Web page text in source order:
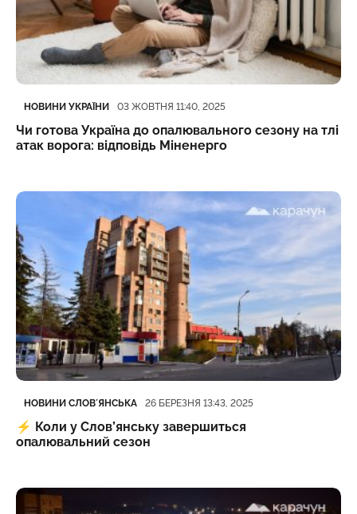
Категорія
НОВИНИ УКРАЇНИ
Дата публікації 03 ЖОВТНЯ 11:40, 2025
Чи готова Україна до опалювального сезону на тлі
атак ворога: відповідь Міненерго
Категорія
НОВИНИ СЛОВʼЯНСЬКА
Дата публікації 26 БЕРЕЗНЯ 13:43, 2025
⚡️ Коли у Слов’янську завершиться
опалювальний сезон